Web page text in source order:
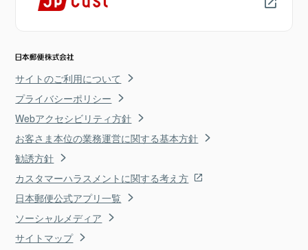
サイトのご利用について
プライバシーポリシー
Webアクセシビリティ方針
お客さま本位の業務運営に関する基本方針
勧誘方針
カスタマーハラスメントに関する考え方
日本郵便公式アプリ一覧
ソーシャルメディア
サイトマップ